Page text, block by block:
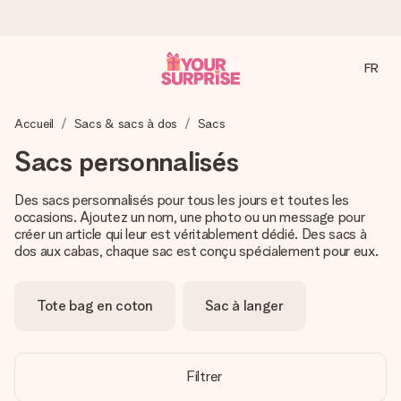
Nous préparons votre cadeau avec attention et l’envoyons
quand cela compte le plus.
4,8 (sur la base de +15 000 avis)
pays où nous sommes présents).
Carte de vœux gratuite
FR
Accueil Sacs & sacs à dos Sacs
Sacs personnalisés
Des sacs personnalisés pour tous les jours et toutes les
occasions. Ajoutez un nom, une photo ou un message pour
créer un article qui leur est véritablement dédié. Des sacs à
dos aux cabas, chaque sac est conçu spécialement pour eux.
Tote bag en coton Sac à langer
Filtrer